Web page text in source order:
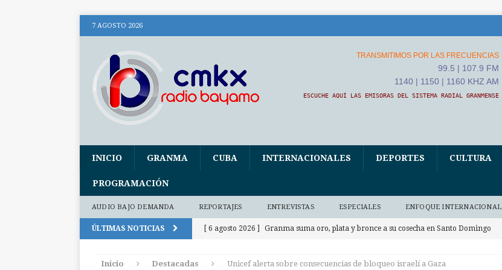
7 AGOSTO 2026
TRANSMITIMOS POR LAS FRECUENCIAS
99.5 | 107.9 FM
1140 | 1150 | 1160 KHZ AM
ESCUCHE AQUÍ LAS EMISORAS DEL SISTEMA RADIAL GRANMENSE
INICIO GRANMA CUBA INTERNACIONALES DEPORTES CULTURA
PROGRAMACIÓN
AUDIO BAJO DEMANDA REPORTAJES ENTREVISTAS ESPECIALES ENFOQUE INTERNACIONAL
ÚLTIMAS NOTICIAS [ 6 agosto 2026 ] Granma suma oro, plata y bronce a su cosecha en Santo Domingo
Inicio Destacadas Unicef alerta sobre consecuencias de bloqueo israelí a Gaza